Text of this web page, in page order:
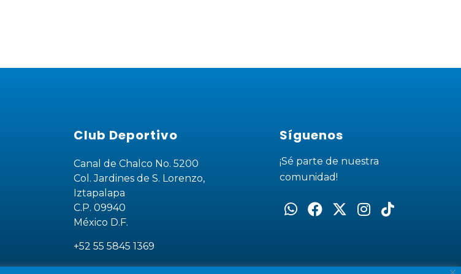
Club Deportivo
Canal de Chalco No. 5200
Col. Jardines de S. Lorenzo,
Iztapalapa
C.P. 09940
México D.F.
+52 55 5845 1369
Síguenos
¡Sé parte de nuestra
comunidad!